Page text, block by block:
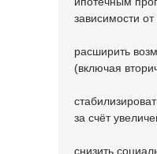
зависимости
расширить
(включая
за счёт
снизить